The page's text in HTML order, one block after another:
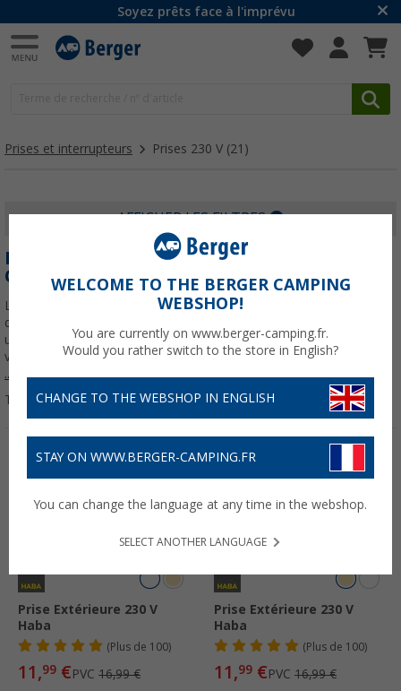
Soyez prêts face à l'imprévu
Prises et interrupteurs Prises 230 V (21)
AFFICHER LES FILTRES
PRISES DE COURANT 230V POUR CAMPING-
CARS, CARAVANES ET VANS
L' alimentation électrique est essentielle pour profiter du confort et
de la fonctionnalité lors de vos aventures. Les prises 230V restent
une solution idéale pour les camping-cars, les caravanes et les
vans, vous permettant de brancherEn savoir plus surPrises 230 V
...
Trier par :
-29%
Prise Extérieure 230 V
Haba
(Plus de 100)
11,99 €PVC 16,99 €
-29%
Prise Extérieure 230 V
Haba
(Plus de 100)
11,99 €PVC 16,99 €
WELCOME TO THE BERGER CAMPING
WEBSHOP!
You are currently on www.berger-camping.fr.
Would you rather switch to the store in English?
CHANGE TO THE WEBSHOP IN ENGLISH
STAY ON WWW.BERGER-CAMPING.FR
You can change the language at any time in the webshop.
SELECT ANOTHER LANGUAGE